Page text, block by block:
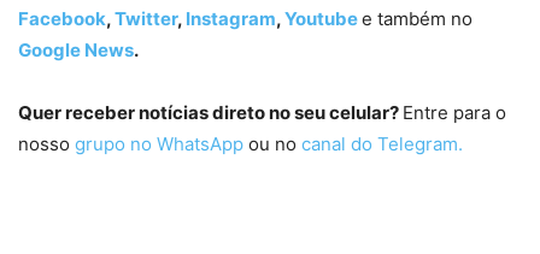
Facebook,Twitter, Instagram,Youtubee também no
Google News.
Quer receber notícias direto no seu celular? Entre para o
nosso grupo no WhatsApp ou no canal do Telegram.